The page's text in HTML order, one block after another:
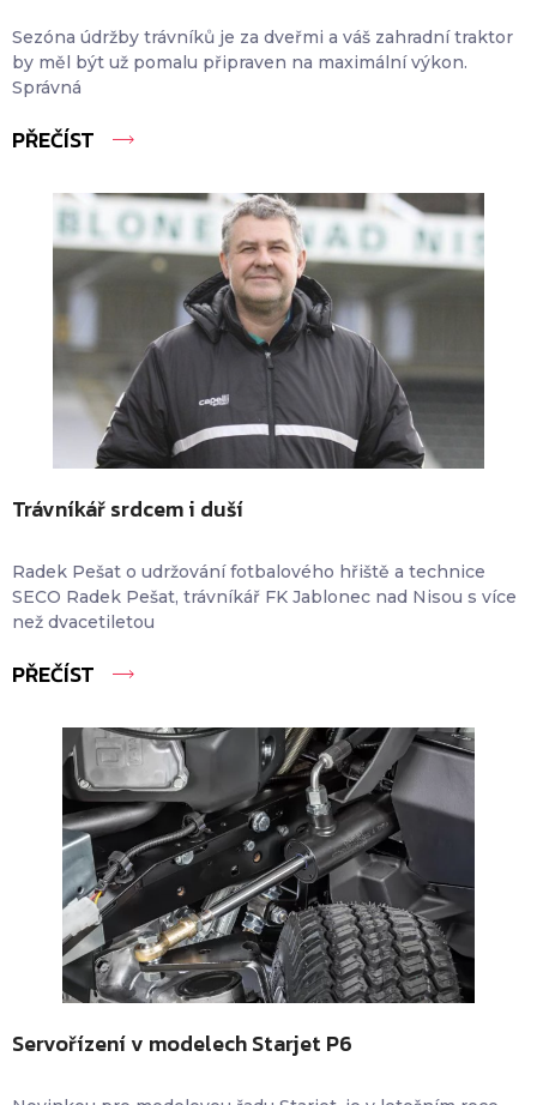
Sezóna údržby trávníků je za dveřmi a váš zahradní traktor
by měl být už pomalu připraven na maximální výkon.
Správná
PŘEČÍST
Trávníkář srdcem i duší
Radek Pešat o udržování fotbalového hřiště a technice
SECO Radek Pešat, trávníkář FK Jablonec nad Nisou s více
než dvacetiletou
PŘEČÍST
Servořízení v modelech Starjet P6